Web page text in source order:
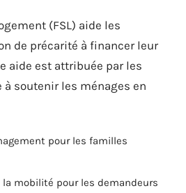
(FSL) aide les
de précarité à financer leur
aide est attribuée par les
soutenir les ménages en
pour les familles
la mobilité pour les demandeurs